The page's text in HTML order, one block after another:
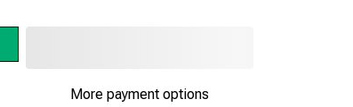
More payment options